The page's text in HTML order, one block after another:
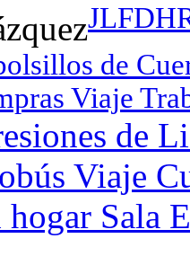
de
Viaje
de
Viaje
hogar Sala